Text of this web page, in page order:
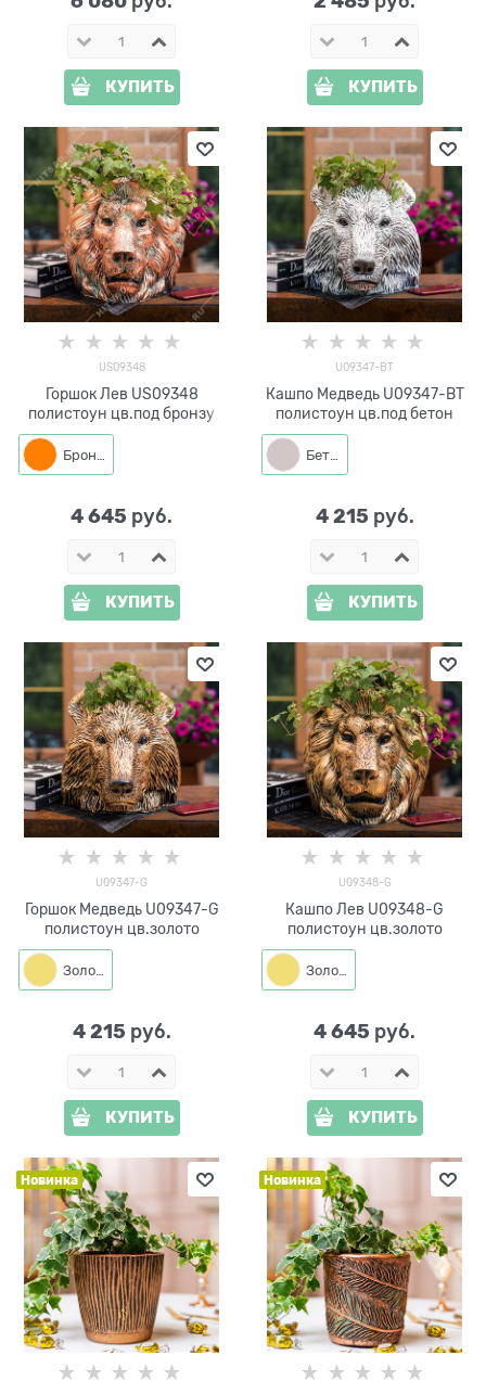
КУПИТЬ КУПИТЬ
US09348
Горшок Лев US09348
полистоун цв.под бронзу
4 645 руб.
КУПИТЬ
U09347-BT
Кашпо Медведь U09347-BT
полистоун цв.под бетон
4 215 руб.
КУПИТЬ
U09347-G
Горшок Медведь U09347-G
полистоун цв.золото
4 215 руб.
КУПИТЬ
U09348-G
Кашпо Лев U09348-G
полистоун цв.золото
4 645 руб.
КУПИТЬ
Новинка Новинка